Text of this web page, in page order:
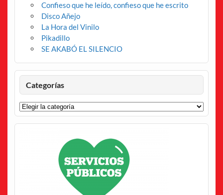
Confieso que he leído, confieso que he escrito
Disco Añejo
La Hora del Vinilo
Pikadillo
SE AKABÓ EL SILENCIO
Categorías
Categorías